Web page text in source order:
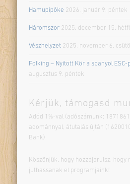
Hamupipőke 2026. január 9. péntek
Háromszor 2025. december 15.
Vészhelyzet 2025. november 6.
Folking – Nyitott Kör a spanyol
augusztus 9. péntek
Kérjük, támogasd
Adód 1%-val (adószámunk:
adománnyal, átutalás újtán
Bank).
Köszönjük, hogy hozzájárulsz, hogy
juthassanak el programjaink!